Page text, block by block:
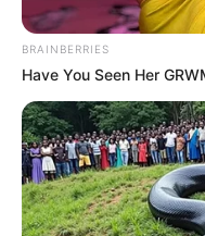
A következő
hogy szükség lesz-e
függ, hogyan alakul
részében.
lesz a korábban
vagy egyszeri
BRAINBERRIES
Have You Seen Her